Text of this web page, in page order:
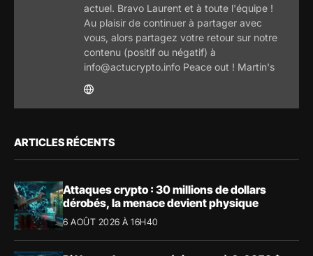
actuel. Bravo Laurent et à toute l'équipe !
Au plaisir de continuer à partager avec
vous, alors partagez votre retour sur notre
contenu (positif ou négatif) à
info@actucrypto.info Peace out ! Martin's
ARTICLES RÉCENTS
Attaques crypto : 30 millions de dollars
dérobés, la menace devient physique
6 AOÛT 2026 À 16H40